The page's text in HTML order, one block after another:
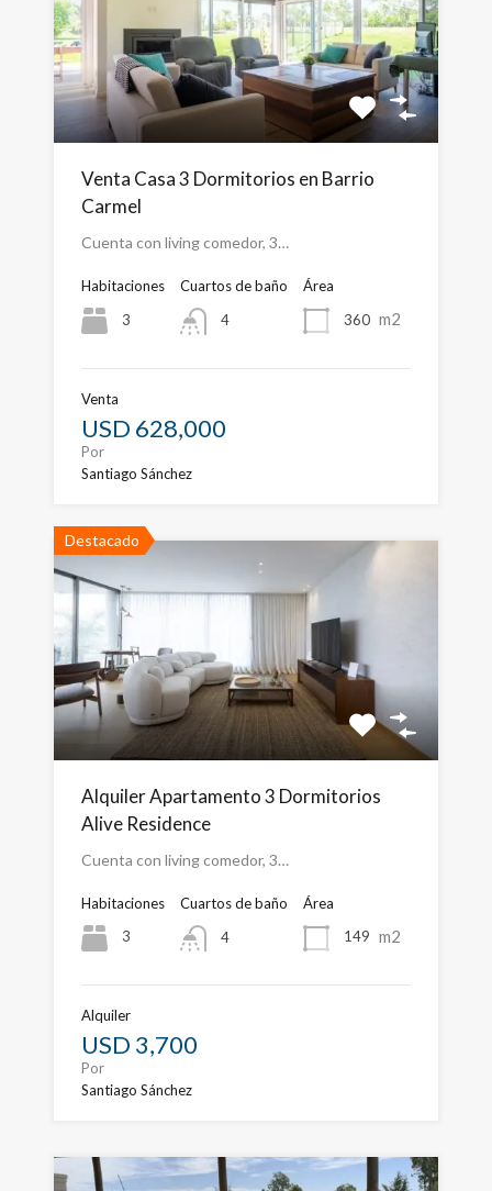
Venta Casa 3 Dormitorios en Barrio
Carmel
Cuenta con living comedor, 3…
Habitaciones
3
Cuartos de baño
4
Área
360 m2
Venta
USD 628,000
Por
Santiago Sánchez
Destacado
Alquiler Apartamento 3 Dormitorios
Alive Residence
Cuenta con living comedor, 3…
Habitaciones
3
Cuartos de baño
4
Área
149 m2
Alquiler
USD 3,700
Por
Santiago Sánchez